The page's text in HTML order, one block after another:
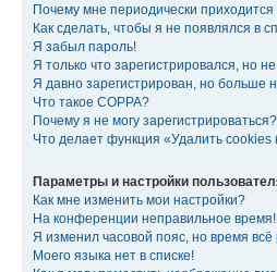
Почему мне периодически
Как сделать, чтобы я не появлялся в
Я забыл пароль!
Я только что зарегистрировался, но
Я давно зарегистрирован, но больше
Что такое COPPA?
Почему я не могу зарегистрироваться?
Что делает функция «Удалить
Параметры и настройки
Как мне изменить мои настройки?
На конференции неправильное время!
Я изменил часовой пояс, но время
Моего языка нет в списке!